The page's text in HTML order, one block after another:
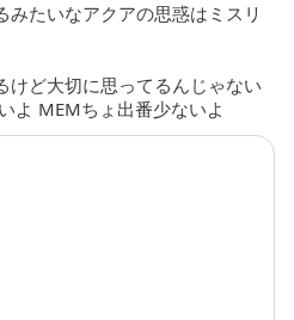
みたいなアクアの思惑はミスリ
けど大切に思ってるんじゃない
よ MEMちょ出番少ないよ